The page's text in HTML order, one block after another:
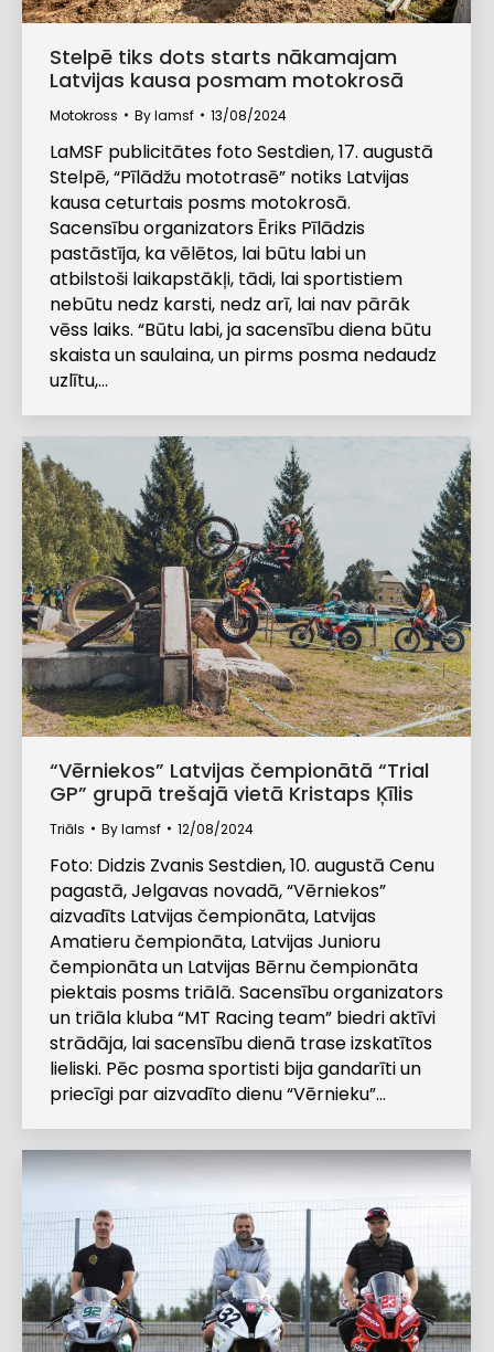
Stelpē tiks dots starts nākamajam
Latvijas kausa posmam motokrosā
Motokross Bylamsf 13/08/2024
LaMSF publicitātes foto Sestdien, 17. augustā
Stelpē, “Pīlādžu mototrasē” notiks Latvijas
kausa ceturtais posms motokrosā.
Sacensību organizators Ēriks Pīlādzis
pastāstīja, ka vēlētos, lai būtu labi un
atbilstoši laikapstākļi, tādi, lai sportistiem
nebūtu nedz karsti, nedz arī, lai nav pārāk
vēss laiks. “Būtu labi, ja sacensību diena būtu
skaista un saulaina, un pirms posma nedaudz
uzlītu,…
“Vērniekos” Latvijas čempionātā “Trial
GP” grupā trešajā vietā Kristaps Ķīlis
Triāls Bylamsf 12/08/2024
Foto: Didzis Zvanis Sestdien, 10. augustā Cenu
pagastā, Jelgavas novadā, “Vērniekos”
aizvadīts Latvijas čempionāta, Latvijas
Amatieru čempionāta, Latvijas Junioru
čempionāta un Latvijas Bērnu čempionāta
piektais posms triālā. Sacensību organizators
un triāla kluba “MT Racing team” biedri aktīvi
strādāja, lai sacensību dienā trase izskatītos
lieliski. Pēc posma sportisti bija gandarīti un
priecīgi par aizvadīto dienu “Vērnieku”…